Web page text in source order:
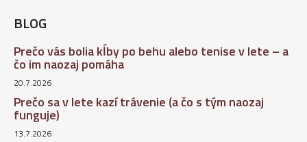
BLOG
Prečo vás bolia kĺby po behu alebo tenise v lete – a
čo im naozaj pomáha
20.7.2026
Prečo sa v lete kazí trávenie (a čo s tým naozaj
funguje)
13.7.2026